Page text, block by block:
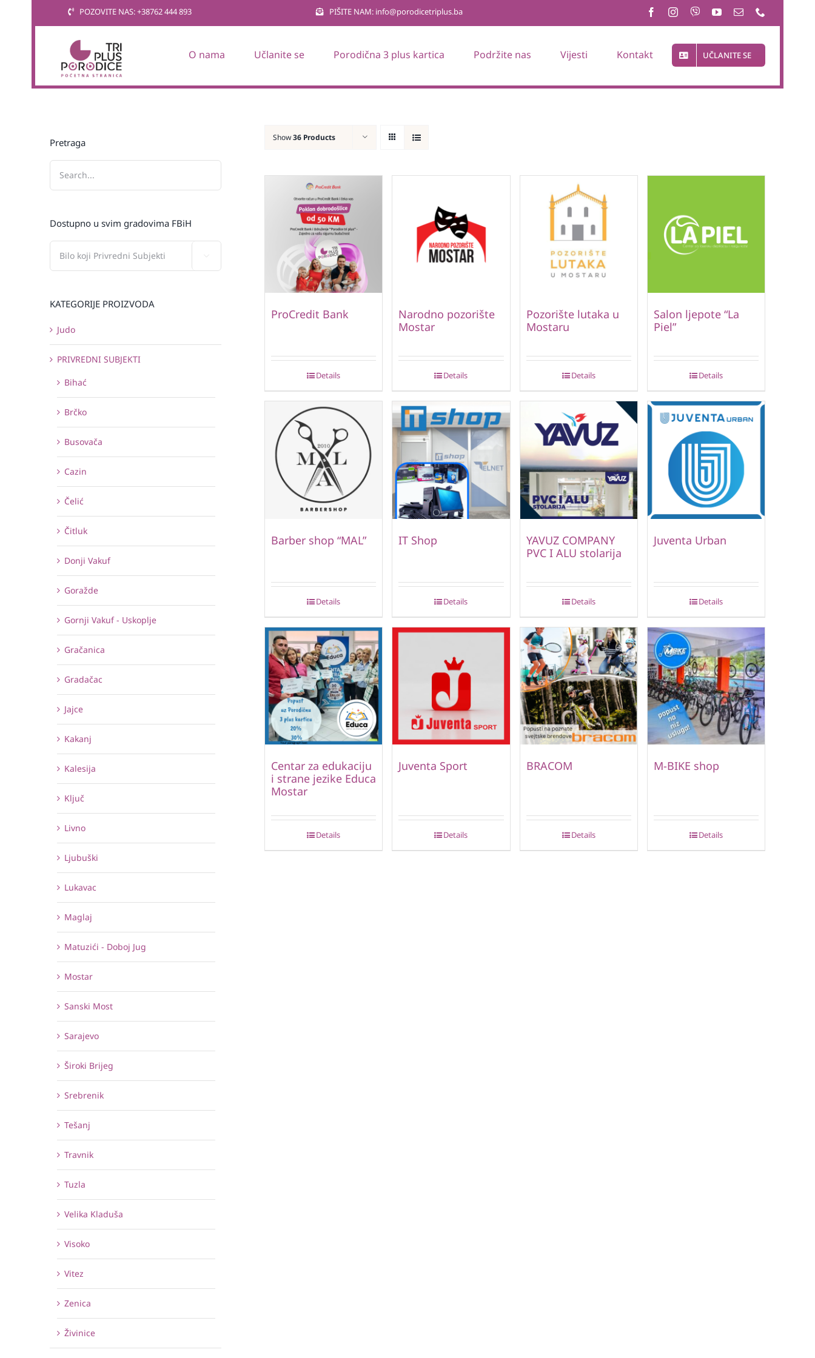
POZOVITE NAS: +38762 444 893 PIŠITE NAM: info@porodicetriplus.ba
O nama Učlanite se Porodična 3 plus kartica Podržite nas Vijesti Kontakt UČLANITE SE
Show36 Products
ProCredit Bank
Details
Narodno pozorište
Mostar
Details
Pozorište lutaka u
Mostaru
Details
Salon ljepote “La
Piel”
Details
Barber shop “MAL”
Details
IT Shop
Details
YAVUZ COMPANY
PVC I ALU stolarija
Details
Juventa Urban
Details
Centar za edukaciju
i strane jezike Educa
Mostar
Details
Juventa Sport
Details
BRACOM
Details
M-BIKE shop
Details
Pretraga
Dostupno u svim gradovima FBiH
KATEGORIJE PROIZVODA
Judo
PRIVREDNI SUBJEKTI
Bihać
Brčko
Busovača
Cazin
Čelić
Čitluk
Donji Vakuf
Goražde
Gornji Vakuf - Uskoplje
Gračanica
Gradačac
Jajce
Kakanj
Kalesija
Ključ
Livno
Ljubuški
Lukavac
Maglaj
Matuzići - Doboj Jug
Mostar
Sanski Most
Sarajevo
Široki Brijeg
Srebrenik
Tešanj
Travnik
Tuzla
Velika Kladuša
Visoko
Vitez
Zenica
Živinice